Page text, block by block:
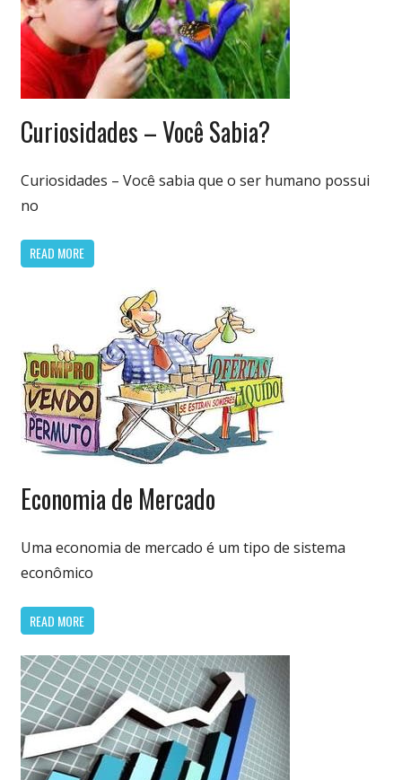
Curiosidades – Você Sabia?
Curiosidades – Você sabia que o ser humano possui
no
READ MORE
&
Economia de Mercado
Uma economia de mercado é um tipo de sistema
econômico
READ MORE